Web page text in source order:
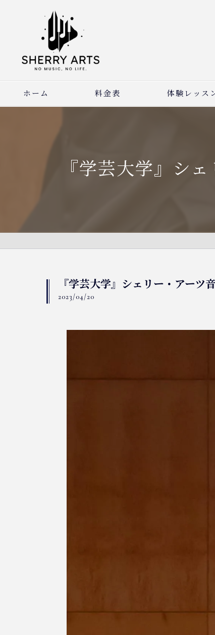
ホーム 料金表 体験レッス
『学芸大学』シ
『学芸大学』シェリー・アーツ
2023/04/20